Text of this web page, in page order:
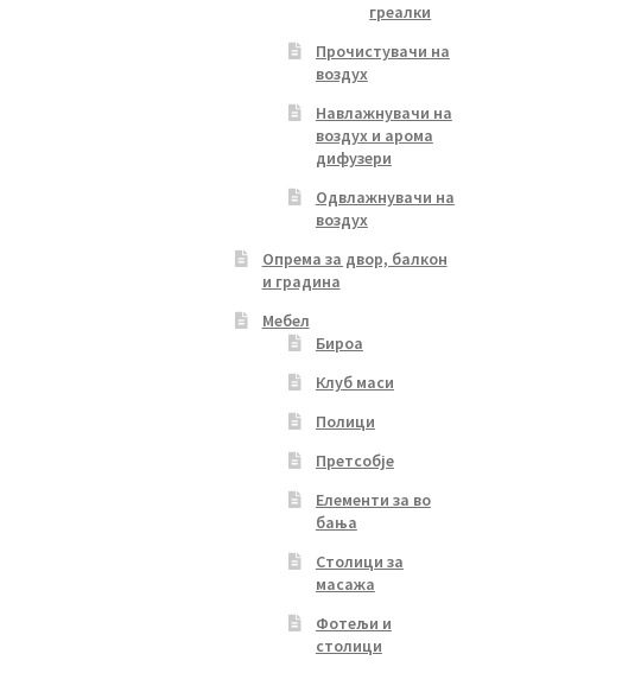
греалки
Прочистувачи на
воздух
Навлажнувачи на
воздух и арома
дифузери
Одвлажнувачи на
воздух
Опрема за двор, балкон
и градина
Мебел
Бироа
Клуб маси
Полици
Претсобје
Елементи за во
бања
Столици за
масажа
Фотељи и
столици